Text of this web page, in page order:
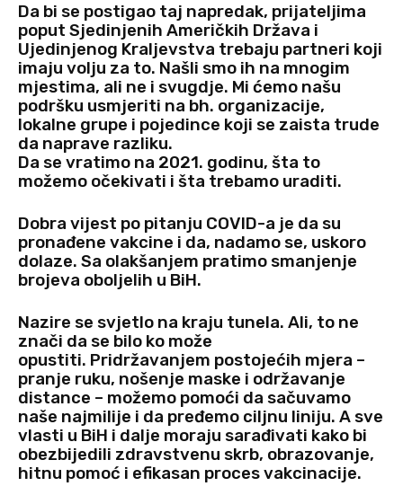
Da bi se postigao taj napredak, prijateljima
poput Sjedinjenih Američkih Država i
Ujedinjenog Kraljevstva trebaju partneri koji
imaju volju za to. Našli smo ih na mnogim
mjestima, ali ne i svugdje. Mi ćemo našu
podršku usmjeriti na bh. organizacije,
lokalne grupe i pojedince koji se zaista trude
da naprave razliku.
Da se vratimo na 2021. godinu, šta to
možemo očekivati i šta trebamo uraditi.
Dobra vijest po pitanju COVID-a je da su
pronađene vakcine i da, nadamo se, uskoro
dolaze. Sa olakšanjem pratimo smanjenje
brojeva oboljelih u BiH.
Nazire se svjetlo na kraju tunela. Ali, to ne
znači da se bilo ko može
opustiti. Pridržavanjem postojećih mjera –
pranje ruku, nošenje maske i održavanje
distance – možemo pomoći da sačuvamo
naše najmilije i da pređemo ciljnu liniju. A sve
vlasti u BiH i dalje moraju sarađivati kako bi
obezbijedili zdravstvenu skrb, obrazovanje,
hitnu pomoć i efikasan proces vakcinacije.